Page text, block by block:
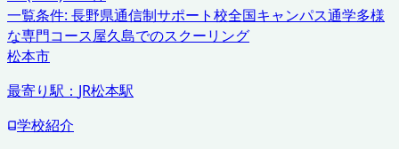
一覧条件: 長野県通信制サポート校全国キャンパス通学多様
な専門コース屋久島でのスクーリング
松本市
最寄り駅： JR松本駅
学校紹介